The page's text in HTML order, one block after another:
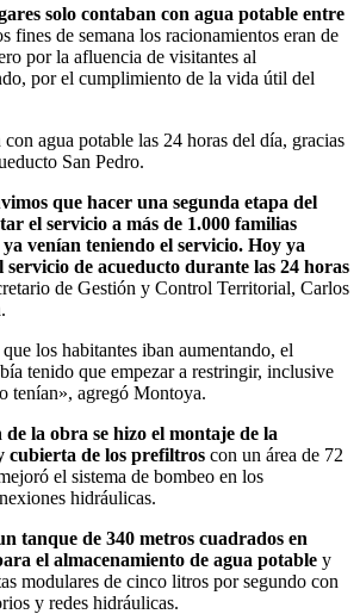
solo contaban con agua potable entre
fines de semana los racionamientos eran de
por la afluencia de visitantes al
por el cumplimiento de la vida útil del
agua potable las 24 horas del día, gracias
San Pedro.
que hacer una segunda etapa del
el servicio a más de 1.000 familias
venían teniendo el servicio. Hoy ya
servicio de acueducto durante las 24 horas
de Gestión y Control Territorial, Carlos
los habitantes iban aumentando, el
tenido que empezar a restringir, inclusive
tenían», agregó Montoya.
la obra se hizo el montaje de la
cubierta de los prefiltros con un área de 72
el sistema de bombeo en los
hidráulicas.
tanque de 340 metros cuadrados en
el almacenamiento de agua potable y
modulares de cinco litros por segundo con
y redes hidráulicas.